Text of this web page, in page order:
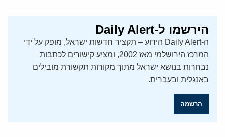
הירשמו ל-Daily Alert
ה-Daily Alert הידוע – תקציר חדשות ישראל, מופק על ידי
המרכז הירושלמי מאז 2002, ומציע קישורים לכתבות
נבחרות בנושא ישראל מתוך מקורות תקשורת מובילים
באנגלית ובעברית.
הרשמה